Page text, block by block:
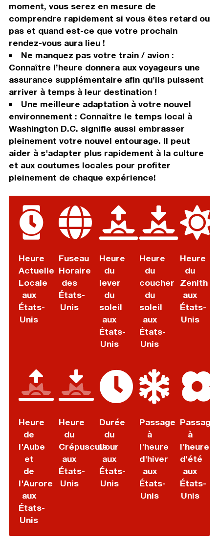
moment, vous serez en mesure de
comprendre rapidement si vous êtes retard ou
pas et quand est-ce que votre prochain
rendez-vous aura lieu !
Ne manquez pas votre train / avion :
Connaître l’heure donnera aux voyageurs une
assurance supplémentaire afin qu’ils puissent
arriver à temps à leur destination !
Une meilleure adaptation à votre nouvel
environnement : Connaître le temps local à
Washington D.C. signifie aussi embrasser
pleinement votre nouvel entourage. Il peut
aider à s'adapter plus rapidement à la culture
et aux coutumes locales pour profiter
pleinement de chaque expérience!
Heure
Actuelle
Locale
aux
États-
Unis
Fuseau
Horaire
des
États-
Unis
Heure
du
lever
du
soleil
aux
États-
Unis
Heure
du
coucher
du
soleil
aux
États-
Unis
Heure
du
Zenith
aux
États-
Unis
Heure
de
l'Aube
et
de
l'Aurore
aux
États-
Unis
Heure
du
Crépuscule
aux
États-
Unis
Durée
du
Jour
aux
États-
Unis
Passage
à
l'heure
d'hiver
aux
États-
Unis
Passage
à
l'heure
d'été
aux
États-
Unis